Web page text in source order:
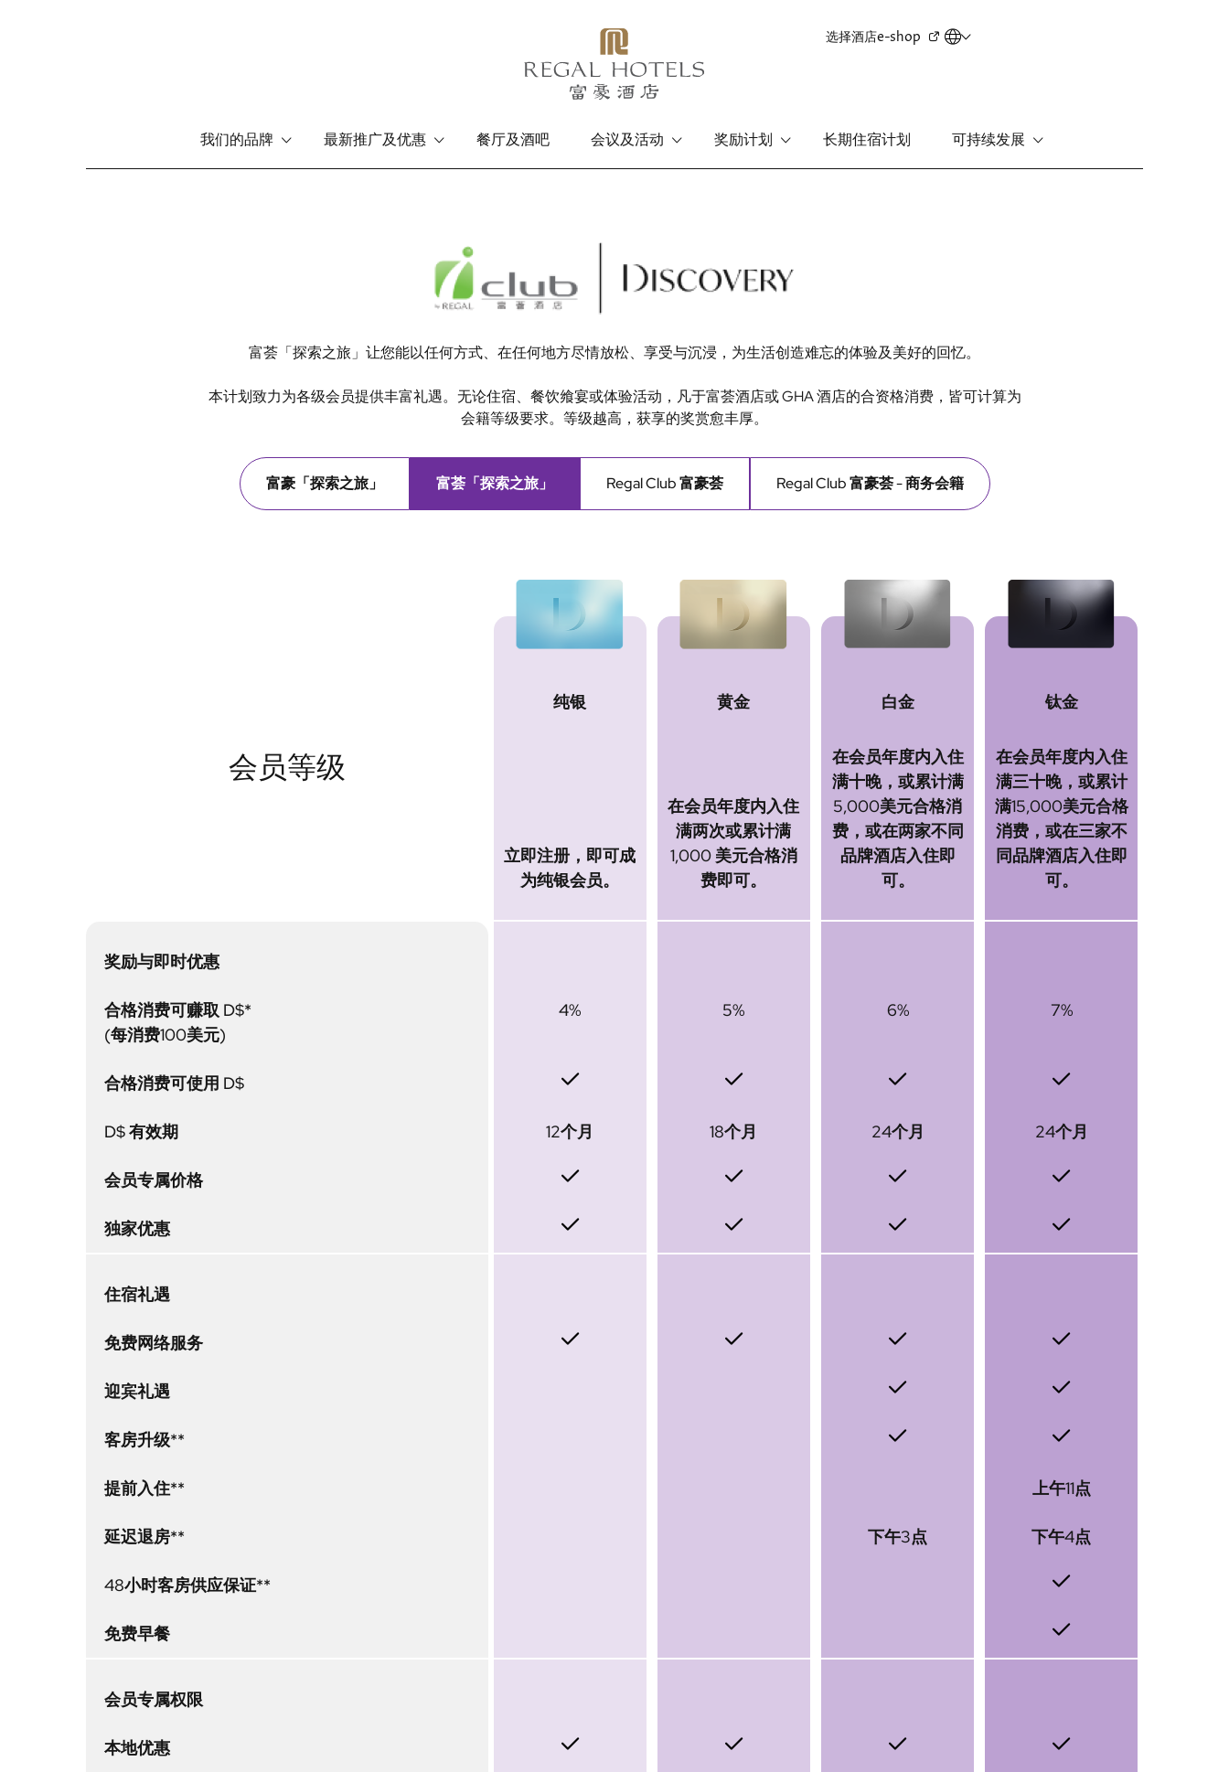
Secondary
选择酒店e-shop
menu
我们的品牌 最新推广及优惠 餐厅及酒吧 会议及活动 奖励计划 长期住宿计划 可持续发展
富荟「探索之旅」让您能以任何方式、在任何地方尽情放松、享受与沉浸，为生活创造难忘的体验及美好的回忆。
本计划致力为各级会员提供丰富礼遇。无论住宿、餐饮飨宴或体验活动，凡于富荟酒店或 GHA 酒店的合资格消费，皆可计算为
会籍等级要求。等级越高，获享的奖赏愈丰厚。
富豪「探索之旅」 富荟「探索之旅」 Regal Club 富豪荟 Regal Club 富豪荟 - 商务会籍
会员等级
纯银
立即注册，即可成
为纯银会员。
黄金
在会员年度内入住
满两次或累计满
1,000 美元合格消
费即可。
白金
在会员年度内入住
满十晚，或累计满
5,000美元合格消
费，或在两家不同
品牌酒店入住即
可。
钛金
在会员年度内入住
满三十晚，或累计
满15,000美元合格
消费，或在三家不
同品牌酒店入住即
可。
奖励与即时优惠
合格消费可赚取 D$*
(每消费100美元)
4% 5% 6% 7%
合格消费可使用 D$
D$ 有效期 12个月 18个月 24个月 24个月
会员专属价格
独家优惠
住宿礼遇
免费网络服务
迎宾礼遇
客房升级**
提前入住** 上午11点
延迟退房** 下午3点 下午4点
48小时客房供应保证**
免费早餐
会员专属权限
本地优惠